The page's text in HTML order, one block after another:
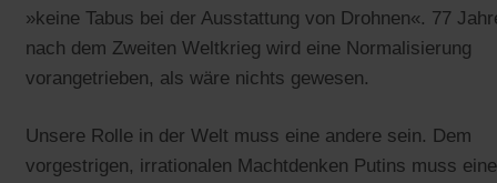
»keine Tabus bei der Ausstattung von Drohnen«. 77
nach dem Zweiten Weltkrieg wird eine Normalisierung
vorangetrieben, als wäre nichts gewesen.
Unsere Rolle in der Welt muss eine andere sein. Dem
vorgestrigen, irrationalen Machtdenken Putins muss eine